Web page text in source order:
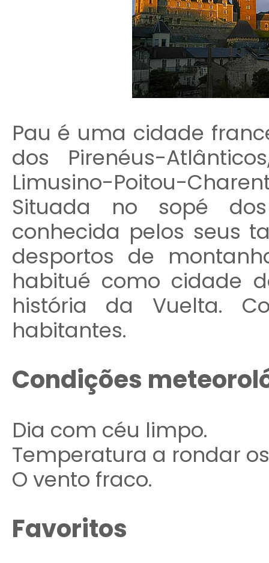
Pau é uma cidade
dos Pirenéus-
Limusino-Poitou-
Situada no sopé
conhecida pelos seus
desportos de
habitué como cidade
história da Vuelta.
habitantes.
Condições
Dia com céu limpo.
Temperatura a rondar os
O vento fraco.
Favoritos